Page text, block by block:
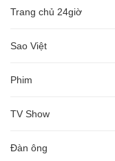
Trang chủ 24giờ
Sao Việt
Phim
TV Show
Đàn ông